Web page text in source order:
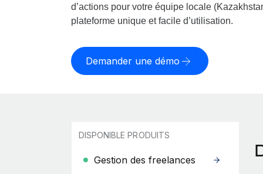
d’actions pour votre équipe locale
plateforme unique et facile d’utilisation.
Demander une démo
DISPONIBLE PRODUITS
Gestion des freelances